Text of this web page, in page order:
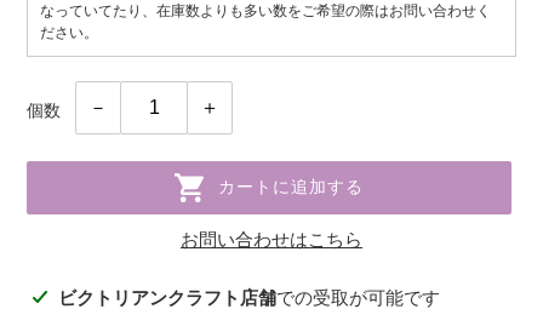
なっていてたり、在庫数よりも多い数をご希望の際はお問い合わせく
ださい。
個数
カートに追加する
お問い合わせはこちら
カ
ビクトリアンクラフト店舗での受取が可能です